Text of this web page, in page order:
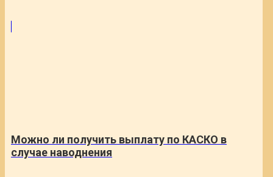
Можно ли получить выплату по КАСКО в
случае наводнения